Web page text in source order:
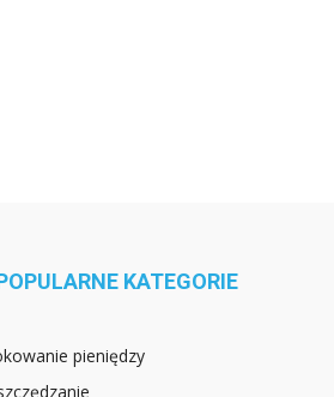
KATEGORIE
pieniędzy